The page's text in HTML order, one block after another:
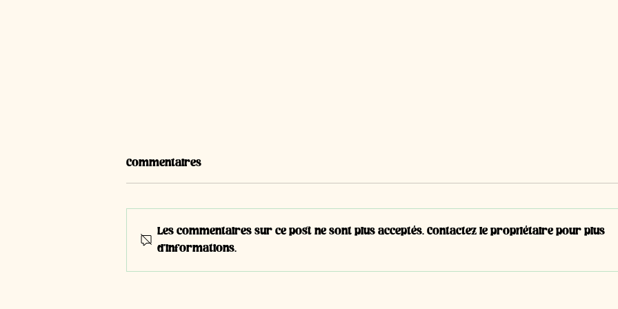
Commentaires
Les commentaires sur ce post ne sont plus acceptés. Contactez le propriétaire pour plus
d'informations.